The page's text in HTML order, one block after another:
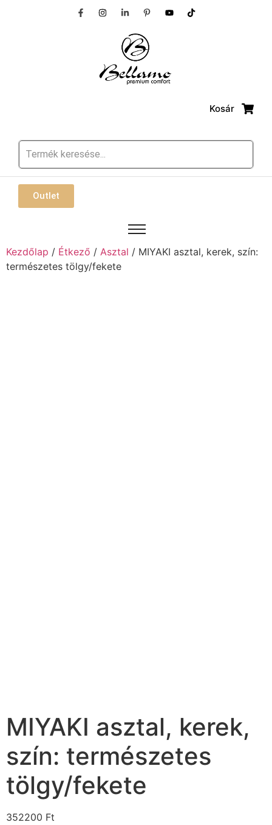
Kosár
Outlet
Kezdőlap / Étkező / Asztal / MIYAKI asztal, kerek, szín:
természetes tölgy/fekete
MIYAKI asztal, kerek,
szín: természetes
tölgy/fekete
352200 Ft